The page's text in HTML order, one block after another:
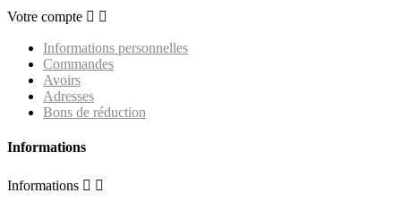
Votre compte  
Informations personnelles
Commandes
Avoirs
Adresses
Bons de réduction
Informations
Informations  